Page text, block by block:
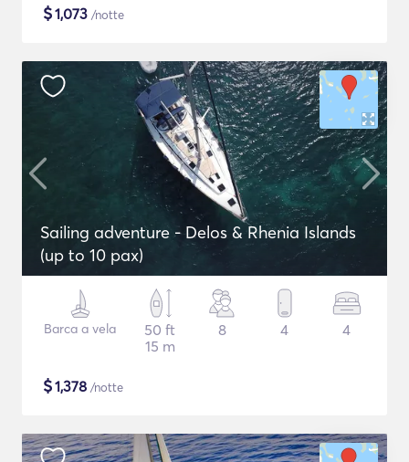
$1,073 /notte
Sailing adventure - Delos & Rhenia Islands
(up to 10 pax)
Barca a vela
50 ft
15 m
8 4 4
$1,378 /notte